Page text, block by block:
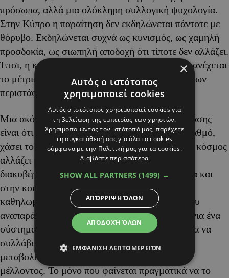
πρόσωπα, αλλά μια ολόκληρη συλλογική ψυχολογία.
Στην Κύπρο η παραίτηση δεν εκδηλώνεται πάντοτε με
θόρυβο. Εκδηλώνεται συχνά ως κυνισμός, ως χαμηλή
προσδοκία, ως σιωπηλή αποδοχή ότι τίποτε δεν αλλάζει.
Έτσι, η κοινωνία μαθαίνει να ζει με το λίγο, να ανέχεται
το μέτριο και να συμβιβάζεται με το κατώτερο των
περιστάσεων.
Μια ακόμη σοβαρή συνέπεια αυτής της κατάστασης
είναι ότι η Κύπρος μοιάζει να έχει, σε μεγάλο βαθμό,
χάσει το ραντεβού της με τον 21ο αιώνα. Ενώ ο κόσμος
αλλάζει με ταχύτητα, με νέες απαιτήσεις στη
διακυβέρνηση, στην οικονομία, στην τεχνολογία και
στην κοινωνική οργάνωση, εμείς παραμένουμε
καθηλωμένοι σε ένα παλαιό μοτίβο εξουσίας που
αναπαράγει συνεχώς τον εαυτό του. Πρόκειται για ένα
σύστημα που δείχνει όλο και λιγότερη ικανότητα να
συλλάβει το νέο, να κατανοήσει τις βαθύτερες
μεταβολές της εποχής ή να σχεδιάσει με όρους
μέλλοντος. Το μόνο που φαίνεται πραγματικά να το
×
Αυτός ο ιστότοπος
χρησιμοποιεί cookies
Αυτός ο ιστότοπος χρησιμοποιεί cookies για
τη βελτίωση της εμπειρίας των χρηστών.
Χρησιμοποιώντας τον ιστότοπό μας, παρέχετε
τη συγκατάθεσή σας για όλα τα cookies
σύμφωνα με την Πολιτική μας για τα cookies.
Διαβάστε περισσότερα
SHOW ALL PARTNERS (1499) →
ΑΠΟΔΟΧΉ ΌΛΩΝ
ΑΠΌΡΡΙΨΗ ΌΛΩΝ
ΕΜΦΆΝΙΣΗ ΛΕΠΤΟΜΕΡΕΙΏΝ